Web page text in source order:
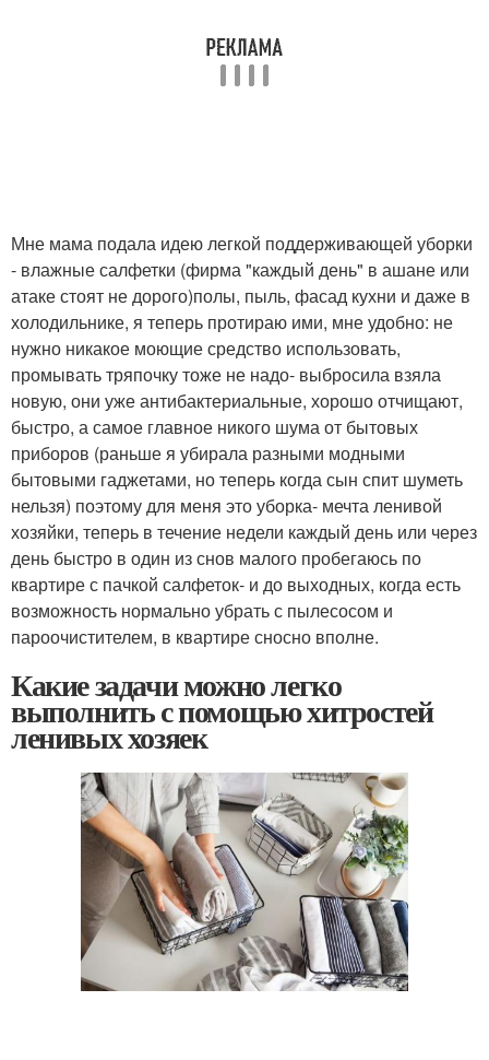
Мне мама подала идею легкой поддерживающей уборки
- влажные салфетки (фирма "каждый день" в ашане или
атаке стоят не дорого)полы, пыль, фасад кухни и даже в
холодильнике, я теперь протираю ими, мне удобно: не
нужно никакое моющие средство использовать,
промывать тряпочку тоже не надо- выбросила взяла
новую, они уже антибактериальные, хорошо отчищают,
быстро, а самое главное никого шума от бытовых
приборов (раньше я убирала разными модными
бытовыми гаджетами, но теперь когда сын спит шуметь
нельзя) поэтому для меня это уборка- мечта ленивой
хозяйки, теперь в течение недели каждый день или через
день быстро в один из снов малого пробегаюсь по
квартире с пачкой салфеток- и до выходных, когда есть
возможность нормально убрать с пылесосом и
пароочистителем, в квартире сносно вполне.
Какие задачи можно легко
выполнить с помощью хитростей
ленивых хозяек